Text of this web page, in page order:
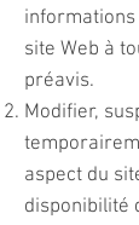
site Web à
préavis.
Modifier,
aspect du
disponibilité